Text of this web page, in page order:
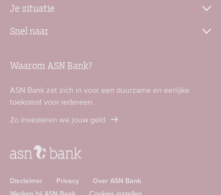
Je situatie
Snel naar
Waarom ASN Bank?
ASN Bank zet zich in voor een duurzame en eerlijke
toekomst voor iedereen.
Zo investeren we jouw geld
Disclaimer Privacy
Over ASN Bank